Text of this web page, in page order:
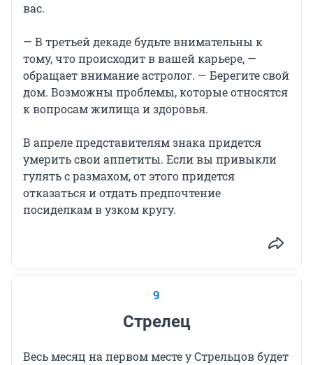
вас.
— В третьей декаде будьте внимательны к
тому, что происходит в вашей карьере, —
обращает внимание астролог. — Берегите свой
дом. Возможны проблемы, которые относятся
к вопросам жилища и здоровья.
В апреле представителям знака придется
умерить свои аппетиты. Если вы привыкли
гулять с размахом, от этого придется
отказаться и отдать предпочтение
посиделкам в узком кругу.
9
Стрелец
Весь месяц на первом месте у Стрельцов будет